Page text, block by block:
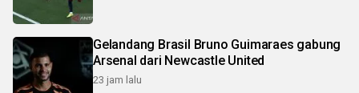
Gelandang Brasil Bruno Guimaraes gabung
Arsenal dari Newcastle United
23 jam lalu